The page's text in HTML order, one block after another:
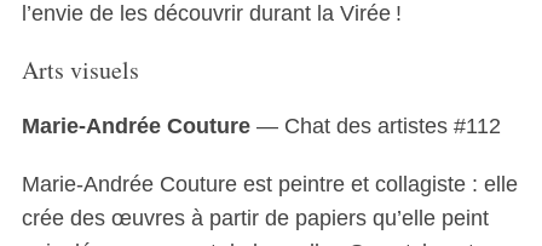
l’envie de les découvrir durant la Virée !
Arts visuels
Marie-Andrée Couture— Chat des artistes #112
Marie-Andrée Couture est peintre et collagiste : elle
crée des œuvres à partir de papiers qu’elle peint